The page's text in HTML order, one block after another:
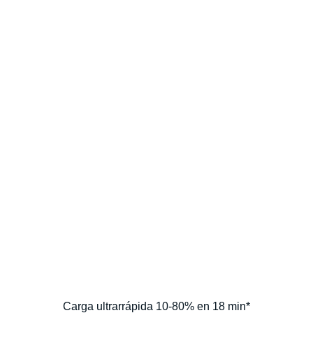
Carga ultrarrápida 10-80% en 18 min*